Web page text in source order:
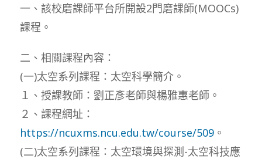
一、該校磨課師平台所開設2門磨課師(MOOCs)
課程。
二、相關課程內容：
(一)太空系列課程：太空科學簡介。
１、授課教師：劉正彥老師與楊雅惠老師。
２、課程網址：
https://ncuxms.ncu.edu.tw/course/509。
(二)太空系列課程：太空環境與探測-太空科技應